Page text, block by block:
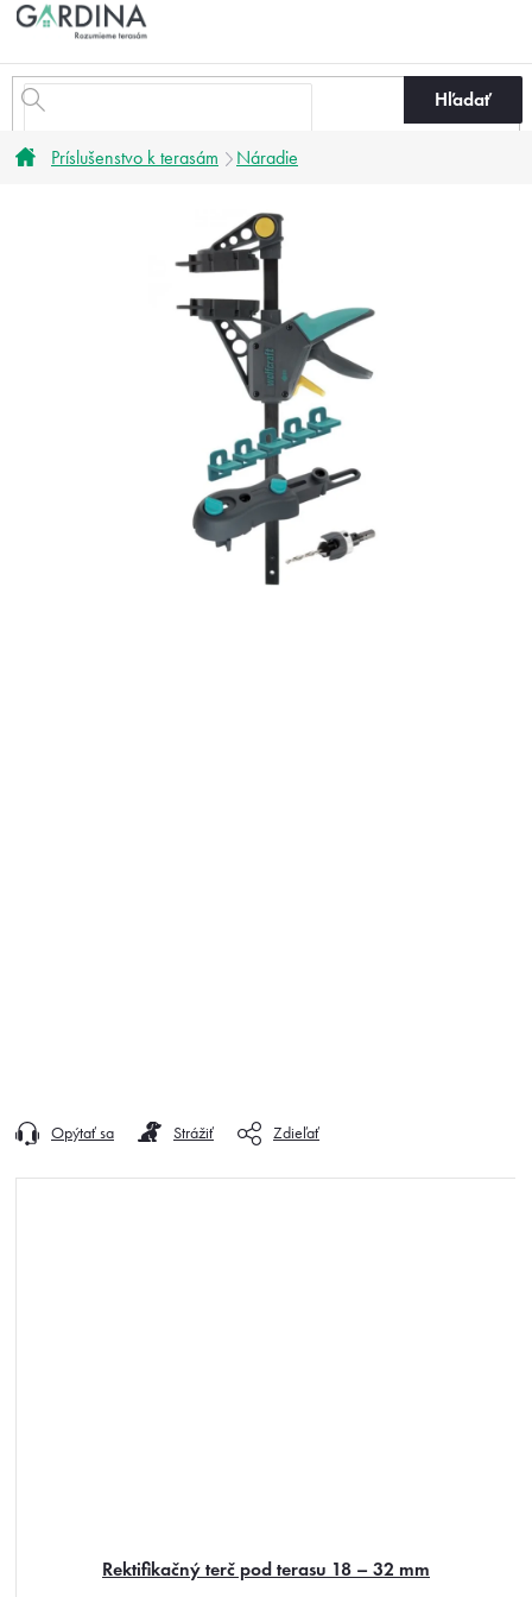
Prejsť
obsah
Hľadať
Domov
Príslušenstvo k terasám Náradie
Opýtať sa Strážiť Zdieľať
Rektifikačný terč pod terasu 18 – 32 mm